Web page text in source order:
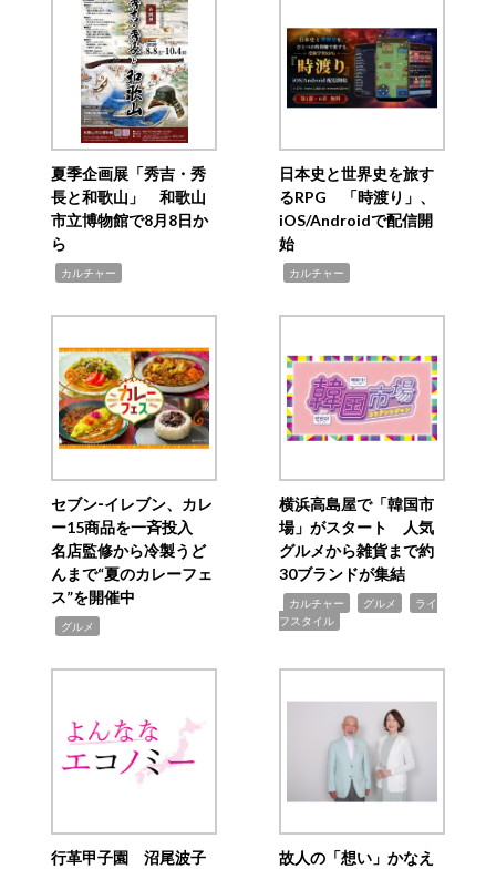
夏季企画展「秀吉・秀
長と和歌山」 和歌山
市立博物館で8月8日か
ら
カルチャー
日本史と世界史を旅す
るRPG 「時渡り」、
iOS/Androidで配信開
始
カルチャー
セブン‐イレブン、カレ
ー15商品を一斉投入
名店監修から冷製うど
んまで“夏のカレーフェ
ス”を開催中
グルメ
横浜高島屋で「韓国市
場」がスタート 人気
グルメから雑貨まで約
30ブランドが集結
カルチャー グルメ
ライ
フスタイル
行革甲子園 沼尾波子
故人の「想い」かなえ